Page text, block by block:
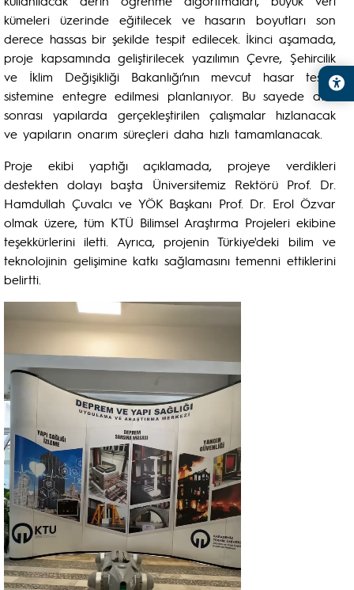
kümeleri üzerinde eğitilecek ve hasarın boyutları son
derece hassas bir şekilde tespit edilecek. İkinci aşamada,
proje kapsamında geliştirilecek yazılımın Çevre, Şehircilik
ve İklim Değişikliği Bakanlığı’nın mevcut hasar tespit
sistemine entegre edilmesi planlanıyor. Bu sayede afet
sonrası yapılarda gerçekleştirilen çalışmalar hızlanacak
ve yapıların onarım süreçleri daha hızlı tamamlanacak.
Proje ekibi yaptığı açıklamada, projeye verdikleri
destekten dolayı başta Üniversitemiz Rektörü Prof. Dr.
Hamdullah Çuvalcı ve YÖK Başkanı Prof. Dr. Erol Özvar
olmak üzere, tüm KTÜ Bilimsel Araştırma Projeleri ekibine
teşekkürlerini iletti. Ayrıca, projenin Türkiye'deki bilim ve
teknolojinin gelişimine katkı sağlamasını temenni ettiklerini
belirtti.